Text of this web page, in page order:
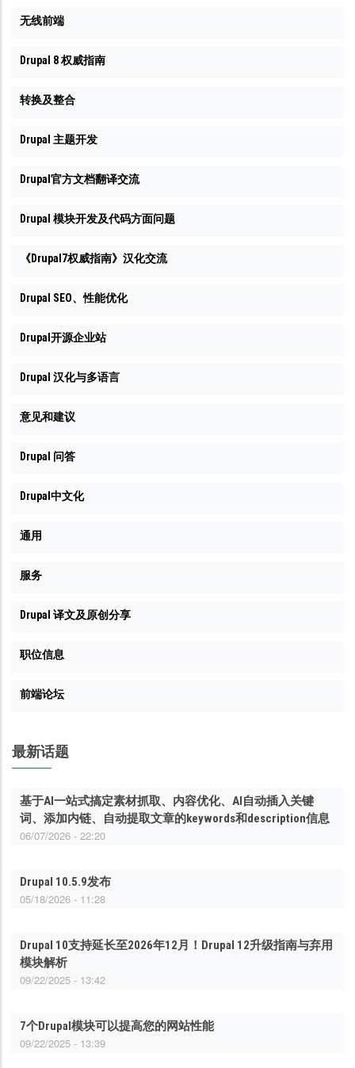
无线前端
Drupal 8 权威指南
转换及整合
Drupal 主题开发
Drupal官方文档翻译交流
Drupal 模块开发及代码方面问题
《Drupal7权威指南》汉化交流
Drupal SEO、性能优化
Drupal开源企业站
Drupal 汉化与多语言
意见和建议
Drupal 问答
Drupal中文化
通用
服务
Drupal 译文及原创分享
职位信息
前端论坛
最新话题
基于AI一站式搞定素材抓取、内容优化、AI自动插入关键
词、添加内链、自动提取文章的keywords和description信息
06/07/2026 - 22:20
Drupal 10.5.9发布
05/18/2026 - 11:28
Drupal 10支持延长至2026年12月！Drupal 12升级指南与弃用
模块解析
09/22/2025 - 13:42
7个Drupal模块可以提高您的网站性能
09/22/2025 - 13:39